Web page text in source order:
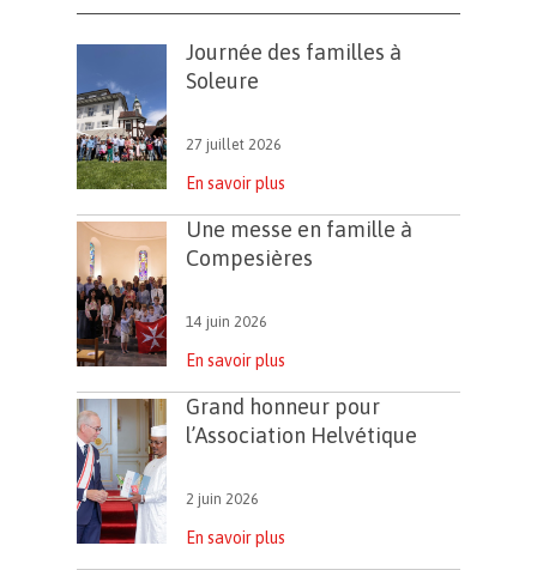
Journée des familles à
Soleure
27 juillet 2026
En savoir plus
Une messe en famille à
Compesières
14 juin 2026
En savoir plus
Grand honneur pour
l’Association Helvétique
2 juin 2026
En savoir plus